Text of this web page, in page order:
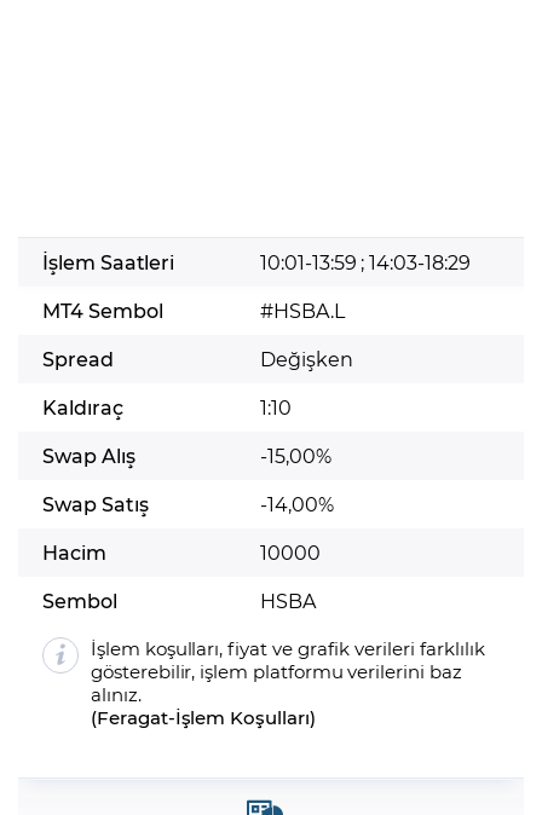
İşlem Saatleri
10:01-13:59 ; 14:03-18:29
MT4 Sembol
#HSBA.L
Spread
Değişken
Kaldıraç
1:10
Swap Alış
-15,00%
Swap Satış
-14,00%
Hacim
10000
Sembol
HSBA
İşlem koşulları, fiyat ve grafik verileri farklılık
gösterebilir, işlem platformu verilerini baz
alınız.
(Feragat-İşlem Koşulları)